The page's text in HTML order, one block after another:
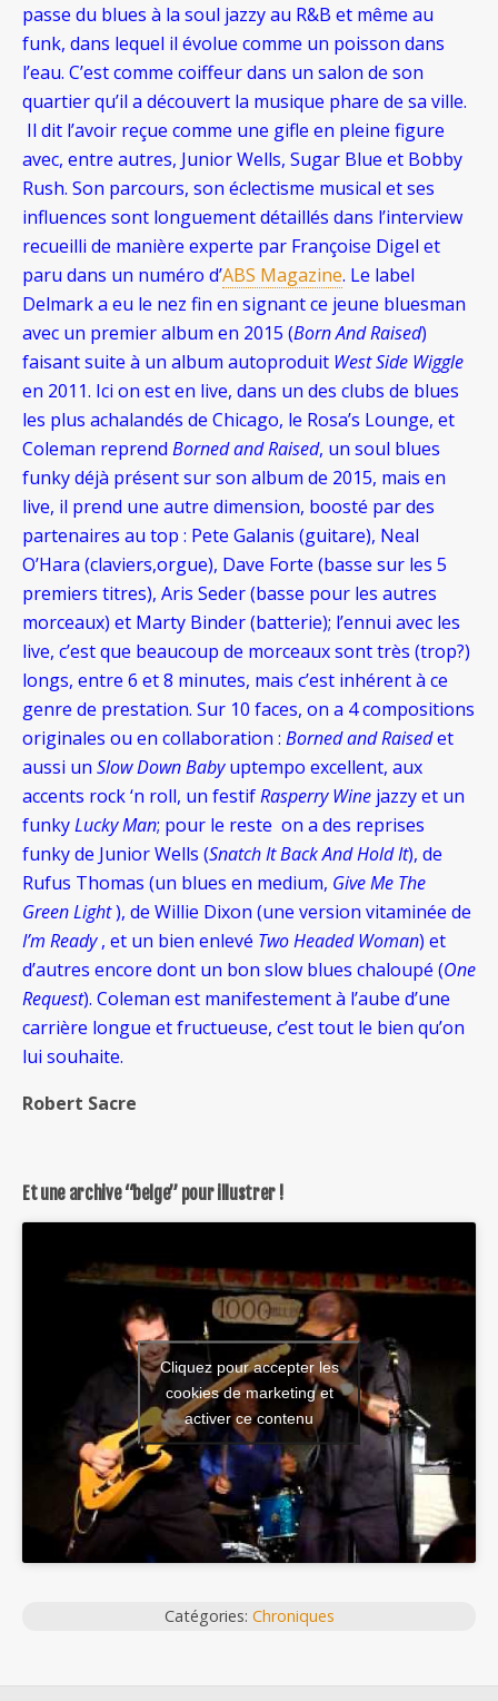
passe du blues à la soul jazzy au R&B et même au
funk, dans lequel il évolue comme un poisson dans
l’eau. C’est comme coiffeur dans un salon de son
quartier qu’il a découvert la musique phare de sa ville.
Il dit l’avoir reçue comme une gifle en pleine figure
avec, entre autres, Junior Wells, Sugar Blue et Bobby
Rush. Son parcours, son éclectisme musical et ses
influences sont longuement détaillés dans l’interview
recueilli de manière experte par Françoise Digel et
paru dans un numéro d’ABS Magazine. Le label
Delmark a eu le nez fin en signant ce jeune bluesman
avec un premier album en 2015 (Born And Raised)
faisant suite à un album autoproduit West Side Wiggle
en 2011. Ici on est en live, dans un des clubs de blues
les plus achalandés de Chicago, le Rosa’s Lounge, et
Coleman reprend Borned and Raised, un soul blues
funky déjà présent sur son album de 2015, mais en
live, il prend une autre dimension, boosté par des
partenaires au top : Pete Galanis (guitare), Neal
O’Hara (claviers,orgue), Dave Forte (basse sur les 5
premiers titres), Aris Seder (basse pour les autres
morceaux) et Marty Binder (batterie); l’ennui avec les
live, c’est que beaucoup de morceaux sont très (trop?)
longs, entre 6 et 8 minutes, mais c’est inhérent à ce
genre de prestation. Sur 10 faces, on a 4 compositions
originales ou en collaboration : Borned and Raisedet
aussi un Slow Down Babyuptempo excellent, aux
accents rock ‘n roll, un festifRasperry Wine jazzy et un
funkyLucky Man; pour le reste on a des reprises
funky de Junior Wells (Snatch It Back And Hold It), de
Rufus Thomas (un blues en medium, Give Me The
Green Light), de Willie Dixon (une version vitaminée de
I’m Ready, et un bien enlevé Two Headed Woman) et
d’autres encore dont un bon slow blues chaloupé (One
Request). Coleman est manifestement à l’aube d’une
carrière longue et fructueuse, c’est tout le bien qu’on
lui souhaite.
Robert Sacre
Et une archive “belge” pour illustrer !
Cliquez pour accepter les
cookies de marketing et
activer ce contenu
Catégories: Chroniques